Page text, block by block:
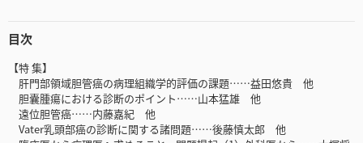
目次
【特 集】
肝門部領域胆管癌の病理組織学的評価の課題……益田悠貴 他
胆囊腫瘍における診断のポイント……山本猛雄 他
遠位胆管癌……内藤嘉紀 他
Vater乳頭部癌の診断に関する諸問題……後藤慎太郎 他